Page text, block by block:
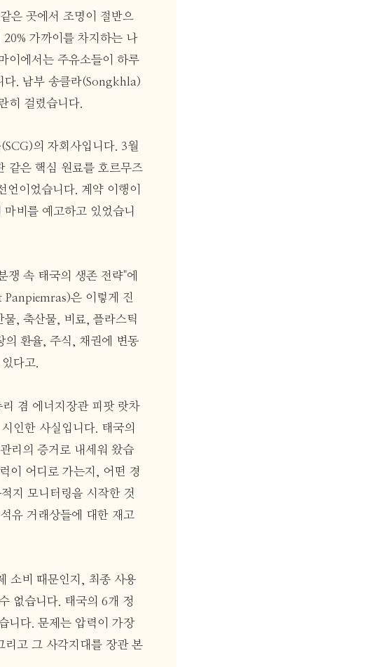
은 곳에서 조명이 절반으
가까이를 차지하는 나
이에서는 주유소들이 하루
다. 남부 송클라(Songkhla)
히 걸렸습니다.
의 자회사입니다. 3월
같은 핵심 원료를 호르무즈
이었습니다. 계약 이행이
비를 예고하고 있었습니
속 태국의 생존 전략"에
은 이렇게 진
, 축산물, 비료, 플라스틱
의 환율, 주식, 채권에 변동
다고.
겸 에너지장관 피팟 랏차
인한 사실입니다. 태국의
리의 증거로 내세워 왔습
이 어디로 가는지, 어떤 경
지 모니터링을 시작한 것
유 거래상들에 대한 재고
소비 때문인지, 최종 사용
없습니다. 태국의 6개 정
니다. 문제는 압력이 가장
리고 그 사각지대를 장관 본